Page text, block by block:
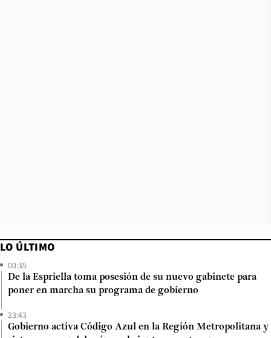
LO ÚLTIMO
00:35
De la Espriella toma posesión de su nuevo gabinete para
poner en marcha su programa de gobierno
23:43
Gobierno activa Código Azul en la Región Metropolitana y